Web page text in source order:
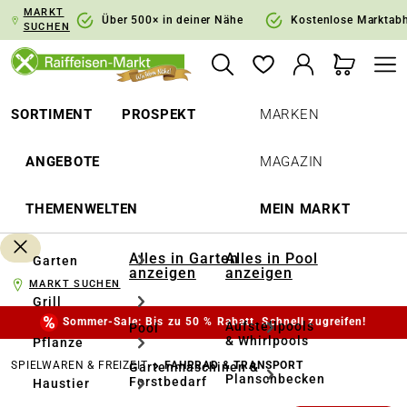
Zur Hauptnavigation springen
MARKT
SUCHEN
Über 500× in deiner Nähe Kostenlose
SORTIMENT PROSPEKT
ANGEBOTE
THEMENWELTEN
MARKEN
MAGAZIN
MEIN MARKT
Garten
Grill
Pflanze
Haustier
Alles in Garten
anzeigen
Pool
Gartenmaschinen &
Forstbedarf
Alles in Pool
anzeigen
Aufstellpools
& Whirlpools
Planschbecken
MARKT SUCHEN
Sommer-Sale: Bis zu 50 % Rabatt. Schnell zugreifen!
SPIELWAREN & FREIZEIT FAHRRAD & TRANSPORT